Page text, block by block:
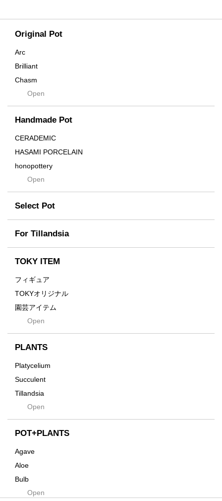
Original Pot
Arc
Brilliant
Chasm
Contra
Cream
Crown
Distortion
Drop
DUNE
Flames
For
Former
Fused
Earth
emeth
Enhance
Grid
Innocence
Kodama
Native
Progress
Quartz
RAKU
Open
Handmade Pot
CERADEMIC
HASAMI PORCELAIN
honopottery
nocturne
tamanhayat
TETSUYA OZAWA
Scratch
Takehiro Ito
Yuya Iha
Open
Select Pot
For Tillandsia
TOKY ITEM
フィギュア
TOKYオリジナル
園芸アイテム
土・化粧石・活力剤
インテリア・デザイン雑貨
Tシャツ・バッグ
その他
Open
PLANTS
Platycelium
Succulent
Tillandsia
SeedsOpen
POT+PLANTS
Agave
Aloe
Bulb
CactusOpen